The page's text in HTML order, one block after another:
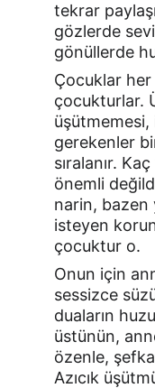
tekrar
gözlerde
gönüllerde
Çocuklar
çocukturlar.
gerekenler
sıralanır.
önemli
narin, bazen
isteyen
çocuktur o.
Onun için
sessizce
duaların
üstünün,
özenle,
Azıcık